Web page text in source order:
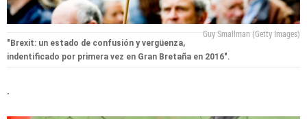
Guy Smallman (Getty Images)
"Brexit: un estado de confusión y vergüenza,
indentificado por primera vez en Gran Bretaña en 2016".
.